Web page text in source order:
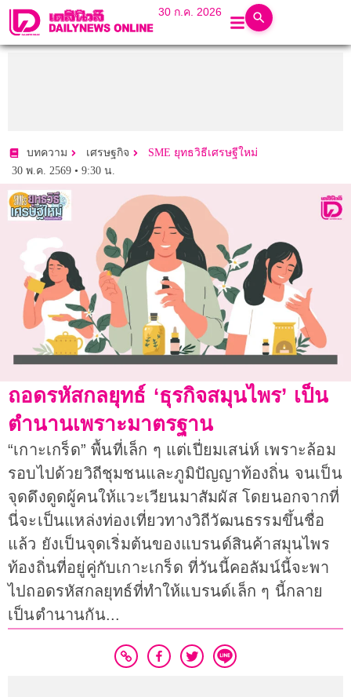
30 ก.ค. 2026
บทความ เศรษฐกิจ
SME ยุทธวิธีเศรษฐีใหม่
30 พ.ค. 2569 • 9:30 น.
ถอดรหัสกลยุทธ์ ‘ธุรกิจสมุนไพร’ เป็น
ตำนานเพราะมาตรฐาน
“เกาะเกร็ด” พื้นที่เล็ก ๆ แต่เปี่ยมเสน่ห์ เพราะล้อม
รอบไปด้วยวิถีชุมชนและภูมิปัญญาท้องถิ่น จนเป็น
จุดดึงดูดผู้คนให้แวะเวียนมาสัมผัส โดยนอกจากที่
นี่จะเป็นแหล่งท่องเที่ยวทางวิถีวัฒนธรรมขึ้นชื่อ
แล้ว ยังเป็นจุดเริ่มต้นของแบรนด์สินค้าสมุนไพร
ท้องถิ่นที่อยู่คู่กับเกาะเกร็ด ที่วันนี้คอลัมน์นี้จะพา
ไปถอดรหัสกลยุทธ์ที่ทำให้แบรนด์เล็ก ๆ นี้กลาย
เป็นตำนานกัน...